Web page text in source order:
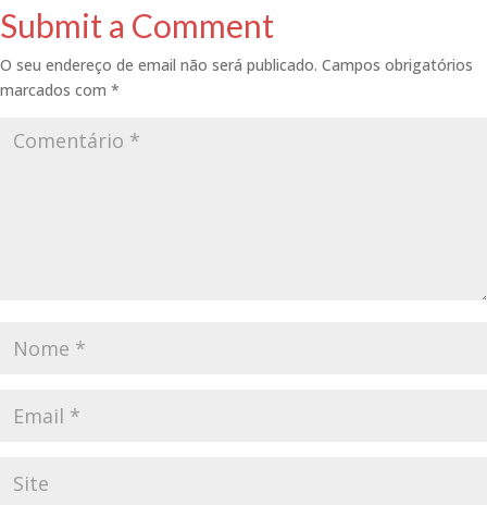
Submit a Comment
O seu endereço de email não será publicado. Campos obrigatórios
marcados com *